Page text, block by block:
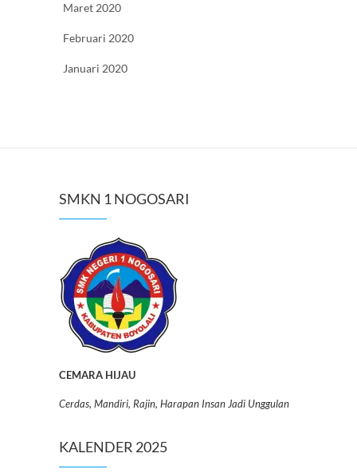
Maret 2020
Februari 2020
Januari 2020
SMKN 1 NOGOSARI
CEMARA HIJAU
Cerdas, Mandiri, Rajin, Harapan Insan Jadi Unggulan
KALENDER 2025